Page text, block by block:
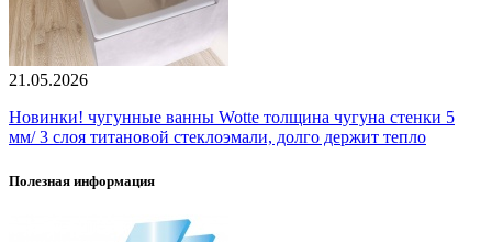
21.05.2026
Новинки! чугунные ванны Wotte толщина чугуна стенки 5
мм/ 3 слоя титановой стеклоэмали, долго держит тепло
Полезная информация